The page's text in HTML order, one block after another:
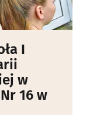
I
w
16 w